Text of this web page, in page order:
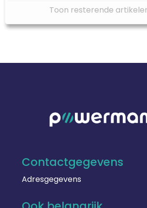
Toon resterende
Contactgegevens
Adresgegevens